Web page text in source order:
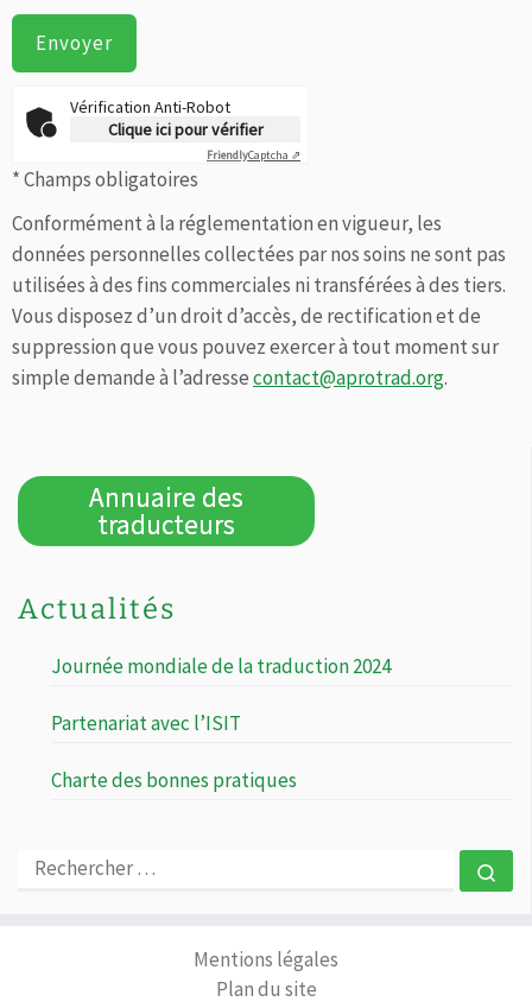
Vérification Anti-Robot
Clique ici pour vérifier
FriendlyCaptcha ⇗
* Champs obligatoires
Conformément à la réglementation en vigueur, les
données personnelles collectées par nos soins ne sont pas
utilisées à des fins commerciales ni transférées à des tiers.
Vous disposez d’un droit d’accès, de rectification et de
suppression que vous pouvez exercer à tout moment sur
simple demande à l’adressecontact@aprotrad.org.
Annuaire des
traducteurs
Actualités
Journée mondiale de la traduction 2024
Partenariat avec l’ISIT
Charte des bonnes pratiques
RECHERCHER
Mentions légales
Plan du site